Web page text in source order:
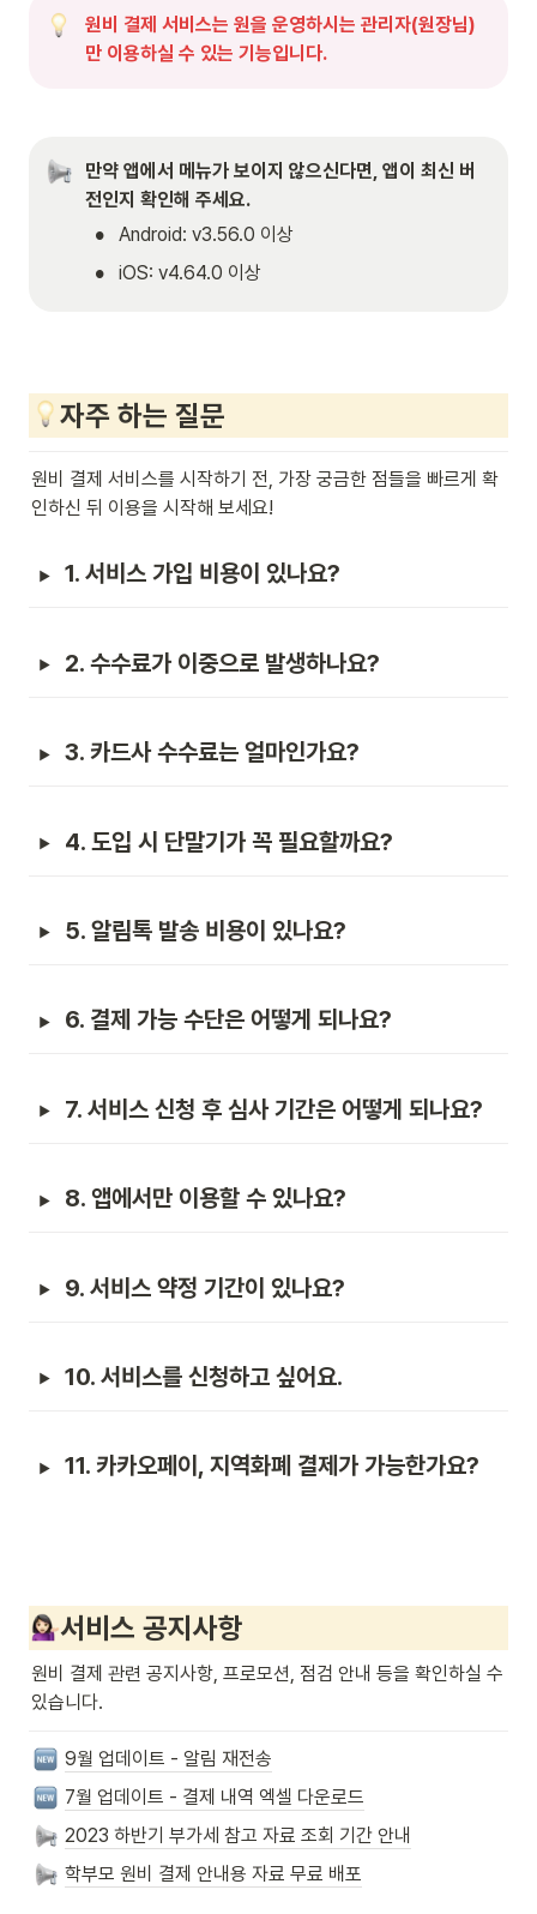
원비 결제 서비스는 원을 운영하시는 관리자(원장님)
만 이용하실 수 있는 기능입니다.
만약 앱에서 메뉴가 보이지 않으신다면, 앱이 최신 버
전인지 확인해 주세요.
• Android: v3.56.0 이상
• iOS: v4.64.0 이상
자주 하는 질문
원비 결제 서비스를 시작하기 전, 가장 궁금한 점들을 빠르게 확
인하신 뒤 이용을 시작해 보세요!
1. 서비스 가입 비용이 있나요?
2. 수수료가 이중으로 발생하나요?
3. 카드사 수수료는 얼마인가요?
4. 도입 시 단말기가 꼭 필요할까요?
5. 알림톡 발송 비용이 있나요?
6. 결제 가능 수단은 어떻게 되나요?
7. 서비스 신청 후 심사 기간은 어떻게 되나요?
8. 앱에서만 이용할 수 있나요?
9. 서비스 약정 기간이 있나요?
10. 서비스를 신청하고 싶어요.
11. 카카오페이, 지역화폐 결제가 가능한가요?
서비스 공지사항
원비 결제 관련 공지사항, 프로모션, 점검 안내 등을 확인하실 수
있습니다.
9월 업데이트 - 알림 재전송
7월 업데이트 - 결제 내역 엑셀 다운로드
2023 하반기 부가세 참고 자료 조회 기간 안내
학부모 원비 결제 안내용 자료 무료 배포